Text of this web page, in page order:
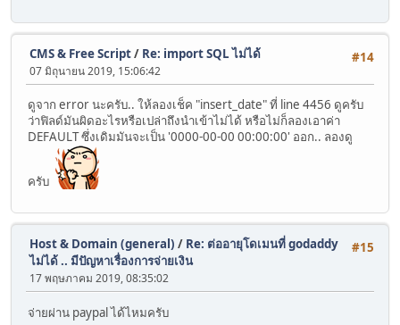
#14
CMS & Free Script/ Re: import SQL ไม่ได้
07 มิถุนายน 2019, 15:06:42
ดูจาก error นะครับ.. ให้ลองเช็ค "insert_date" ที่ line 4456 ดูครับ
ว่าฟิลด์มันผิดอะไรหรือเปล่าถึงนำเข้าไม่ได้ หรือไม่ก็ลองเอาค่า
DEFAULT ซึ่งเดิมมันจะเป็น '0000-00-00 00:00:00' ออก.. ลองดู
ครับ
#15
Host & Domain (general) / Re: ต่ออายุโดเมนที่ godaddy
ไม่ได้ .. มีปัญหาเรื่องการจ่ายเงิน
17 พฤษภาคม 2019, 08:35:02
จ่ายผ่าน paypal ได้ไหมครับ